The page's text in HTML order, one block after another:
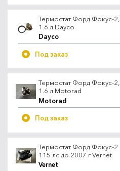
Термостат Форд Фокус-
1.6 л Dayco
Dayco
Под заказ
Термостат Форд Фокус-
1.6 л Motorad
Motorad
Под заказ
Термостат Форд Фокус-2
115 лс до 2007 г Vernet
Vernet